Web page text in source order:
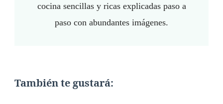
cocina sencillas y ricas explicadas paso a
paso con abundantes imágenes.
También te gustará: